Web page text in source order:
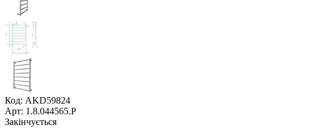
Код: AKD59824
Арт: 1.8.044565.P
Закінчується